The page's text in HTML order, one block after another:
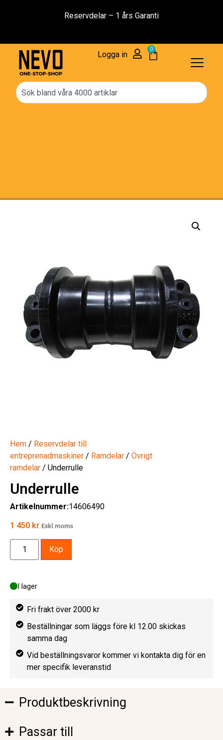
Reservdelar – 1 års Garanti
Logga in
0
Hem / Reservdelar till
entreprenadmaskiner / Ramdelar / Övrigt
ramdelar / Underrulle
Underrulle
Artikelnummer:14606490
1 450 kr Exkl.moms
I lager
Köp
Fri frakt över 2000 kr
Beställningar som läggs före kl 12.00 skickas
samma dag
Vid beställningsvaror kommer vi kontakta dig för en
mer specifik leveranstid
Produktbeskrivning
Passar till